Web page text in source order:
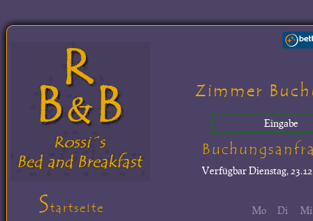
Zimmer
Eingabe
VerfügbarDienstag,
Mo
Di
Mi
Startseite